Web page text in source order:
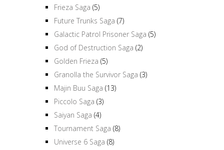
Frieza Saga (5)
Future Trunks Saga (7)
Galactic Patrol Prisoner Saga (5)
God of Destruction Saga (2)
Golden Frieza (5)
Granolla the Survivor Saga (3)
Majin Buu Saga (13)
Piccolo Saga (3)
Saiyan Saga (4)
Tournament Saga (8)
Universe 6 Saga (8)